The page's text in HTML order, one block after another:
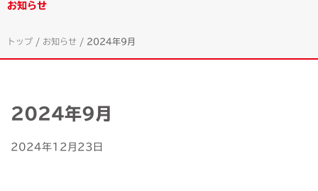
お知らせ
トップ / お知らせ / 2024年9月
2024年9月
2024年12月23日